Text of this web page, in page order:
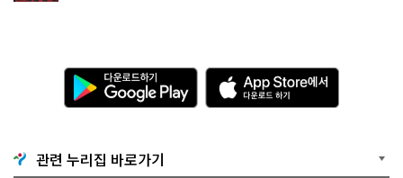
다
운
로
기
G
A
p
p
관련 누리집 바로가기